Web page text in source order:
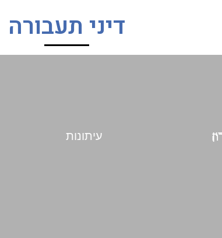
דיני תעבורה
עיתונות